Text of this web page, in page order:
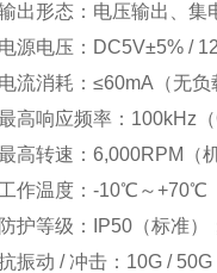
出形态：电压输出、集
电源电压：DC5V±5% /
电流消耗：≤60mA（无负
高响应频率：100kHz
高转速：6,000RPM（机
工作温度：-10℃～+70℃
防护等级：IP50（标准）
振动 / 冲击：10G / 50G